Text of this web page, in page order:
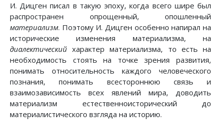
И. Дицген писал в такую эпоху, когда всего шире был
распространен опрощенный, опошленный
материализм. Поэтому И. Дицген особенно напирал на
исторические изменения материализма, на
диалектический характер материализма, то есть на
необходимость стоять на точке зрения развития,
понимать относительность каждого человеческого
познания, понимать всестороннюю связь и
взаимозависимость всех явлений мира, доводить
материализм естественноисторический до
материалистического взгляда на историю.